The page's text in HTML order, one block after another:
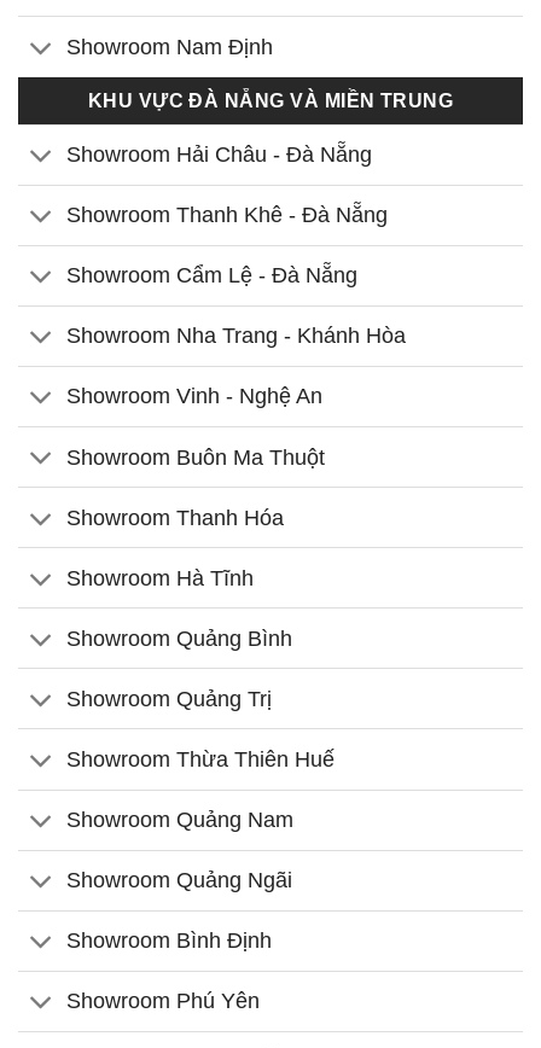
Showroom Nam Định
KHU VỰC ĐÀ NẴNG VÀ MIỀN TRUNG
Showroom Hải Châu - Đà Nẵng
Showroom Thanh Khê - Đà Nẵng
Showroom Cẩm Lệ - Đà Nẵng
Showroom Nha Trang - Khánh Hòa
Showroom Vinh - Nghệ An
Showroom Buôn Ma Thuột
Showroom Thanh Hóa
Showroom Hà Tĩnh
Showroom Quảng Bình
Showroom Quảng Trị
Showroom Thừa Thiên Huế
Showroom Quảng Nam
Showroom Quảng Ngãi
Showroom Bình Định
Showroom Phú Yên